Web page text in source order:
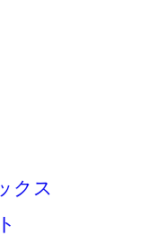
クス